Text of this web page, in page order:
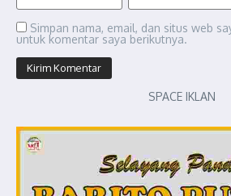
Simpan nama, email, dan situs web
untuk komentar saya berikutnya.
SPACE IKLAN